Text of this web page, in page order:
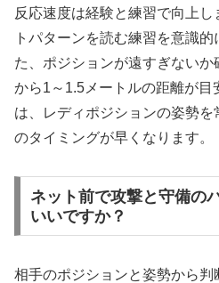
反応速度は経験と練習で向上
トパターンを読む練習を意識
た、ポジションが遠すぎないか
から1～1.5メートルの距離が目
は、レディポジションの姿勢
のタイミングが早くなります。
ネット前で攻撃と守備の
いいですか？
相手のポジションと姿勢から